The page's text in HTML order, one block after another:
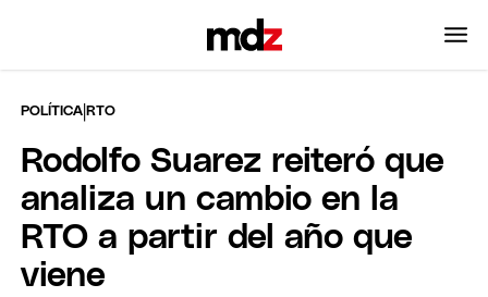
POLÍTICA |RTO
Rodolfo Suarez reiteró que
analiza un cambio en la
RTO a partir del año que
viene